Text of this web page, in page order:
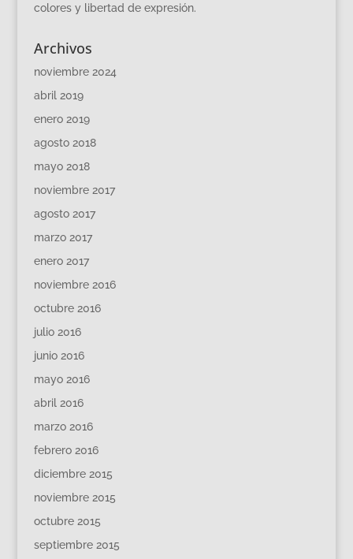
colores y libertad de expresión.
Archivos
noviembre 2024
abril 2019
enero 2019
agosto 2018
mayo 2018
noviembre 2017
agosto 2017
marzo 2017
enero 2017
noviembre 2016
octubre 2016
julio 2016
junio 2016
mayo 2016
abril 2016
marzo 2016
febrero 2016
diciembre 2015
noviembre 2015
octubre 2015
septiembre 2015